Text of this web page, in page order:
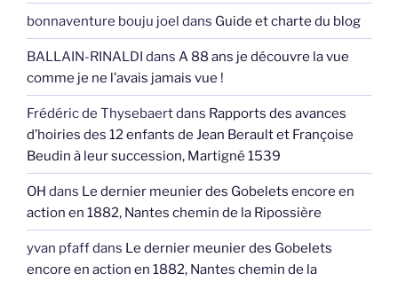
bonnaventure bouju joel dans Guide et charte du blog
BALLAIN-RINALDI dans A 88 ans je découvre la vue
comme je ne l’avais jamais vue !
Frédéric de Thysebaertdans Rapports des avances
d’hoiries des 12 enfants de Jean Berault et Françoise
Beudin à leur succession, Martigné 1539
OH dans Le dernier meunier des Gobelets encore en
action en 1882, Nantes chemin de la Ripossière
yvan pfaffdans Le dernier meunier des Gobelets
encore en action en 1882, Nantes chemin de la